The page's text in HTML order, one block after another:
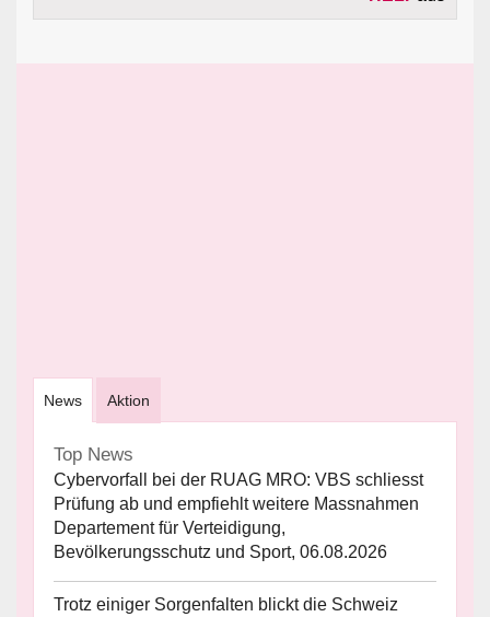
News Aktion
Top News
Cybervorfall bei der RUAG MRO: VBS schliesst
Prüfung ab und empfiehlt weitere Massnahmen
Departement für Verteidigung,
Bevölkerungsschutz und Sport, 06.08.2026
Trotz einiger Sorgenfalten blickt die Schweiz